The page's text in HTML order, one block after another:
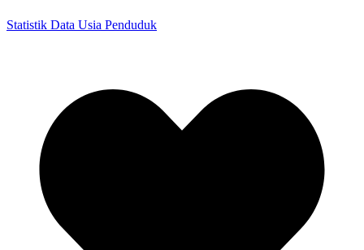
Statistik Data Usia Penduduk